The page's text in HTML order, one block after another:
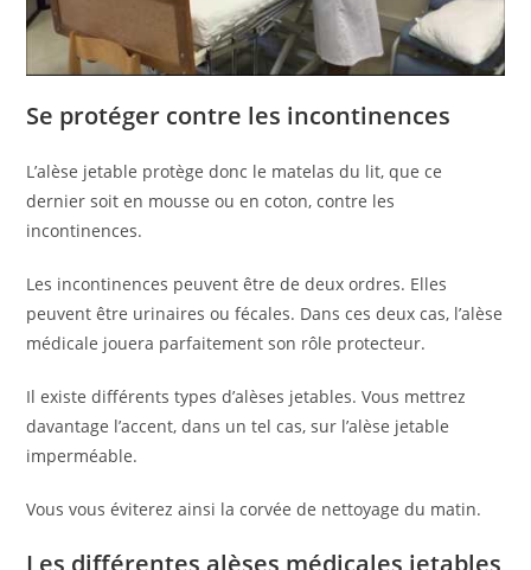
Se protéger contre les incontinences
L’alèse jetable protège donc le matelas du lit, que ce
dernier soit en mousse ou en coton, contre les
incontinences.
Les incontinences peuvent être de deux ordres. Elles
peuvent être urinaires ou fécales. Dans ces deux cas, l’alèse
médicale jouera parfaitement son rôle protecteur.
Il existe différents types d’alèses jetables. Vous mettrez
davantage l’accent, dans un tel cas, sur l’alèse jetable
imperméable.
Vous vous éviterez ainsi la corvée de nettoyage du matin.
Les différentes alèses médicales jetables